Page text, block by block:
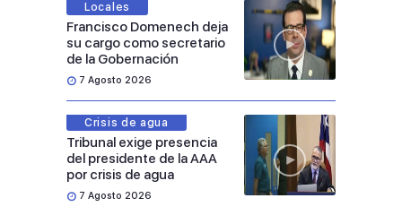
Locales
Francisco Domenech deja
su cargo como secretario
de la Gobernación
7 Agosto 2026
Crisis de agua
Tribunal exige presencia
del presidente de la AAA
por crisis de agua
7 Agosto 2026